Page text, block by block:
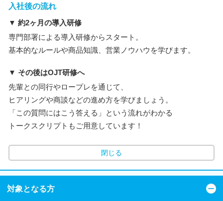
入社後の流れ
▼ 約2ヶ月の導入研修
専門部署による導入研修からスタート。
基本的なルールや商品知識、営業ノウハウを学びます。
▼ その後はOJT研修へ
先輩との同行やロープレを通じて、
ヒアリングや商談などの進め方を学びましょう。
「この質問にはこう答える」という流れがわかる
トークスクリプトもご用意しています！
閉じる
対象となる方